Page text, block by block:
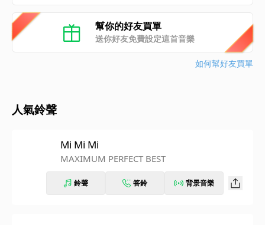
幫你的好友買單
送你好友免費設定這首音樂
如何幫好友買單
人氣鈴聲
Mi Mi Mi
MAXIMUM PERFECT BEST
鈴聲 答鈴 背景音樂